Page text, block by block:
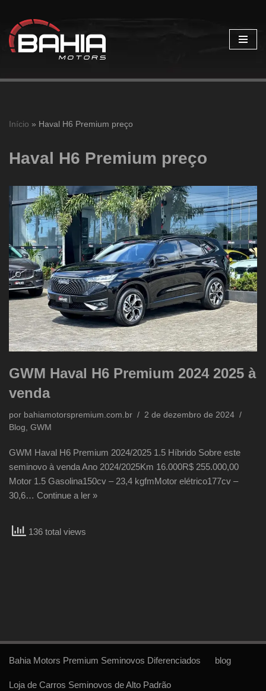
Pular
para
Início » Haval H6 Premium preço
Haval H6 Premium preço
GWM Haval H6 Premium 2024 2025 à
venda
por bahiamotorspremium.com.br
2 de dezembro de 2024
Blog, GWM
GWM Haval H6 Premium 2024/2025 1.5 Híbrido Sobre este
seminovo à venda Ano 2024/2025Km 16.000R$ 255.000,00
Motor 1.5 Gasolina150cv – 23,4 kgfmMotor elétrico177cv –
30,6… Continue a ler »
136 total views
Bahia Motors Premium Seminovos Diferenciados blog
Loja de Carros Seminovos de Alto Padrão